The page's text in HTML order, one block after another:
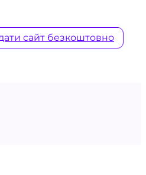
сайт безкоштовно